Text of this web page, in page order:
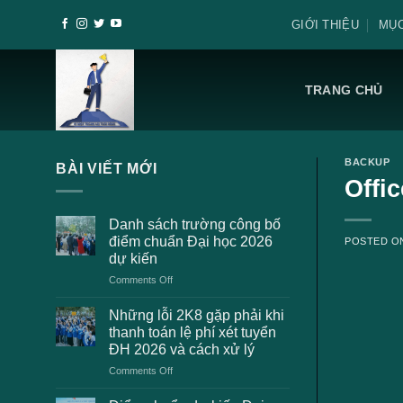
GIỚI THIỆU
TRANG CHỦ
BÀI VIẾT MỚI
Danh sách trường công bố
điểm chuẩn Đại học 2026
dự kiến
Comments Offon
sách
trường
công
bố
điểm
Đại
Những lỗi 2K8 gặp phải khi
thanh toán lệ phí xét tuyển
ĐH 2026 và cách xử lý
Comments Offon
lỗi
BACKUP
POSTED